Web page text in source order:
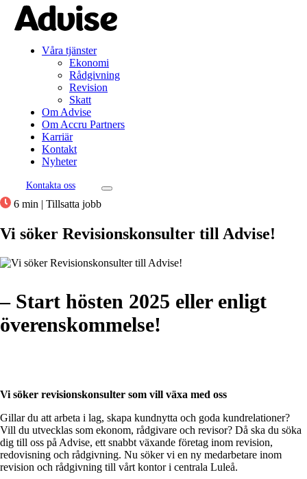
Våra tjänster
Ekonomi
Rådgivning
Revision
Skatt
Om Advise
Om Accru Partners
Karriär
Kontakt
Nyheter
Kontakta oss
6 min |Tillsatta jobb
Vi söker Revisionskonsulter till Advise!
– Start hösten 2025 eller enligt
överenskommelse!
Vi söker revisionskonsulter som vill växa med oss
Gillar du att arbeta i lag, skapa kundnytta och goda kundrelationer?
Vill du utvecklas som ekonom, rådgivare och revisor? Då ska du söka
dig till oss på Advise, ett snabbt växande företag inom revision,
redovisning och rådgivning. Nu söker vi en ny medarbetare inom
revision och rådgivning till vårt kontor i centrala Luleå.